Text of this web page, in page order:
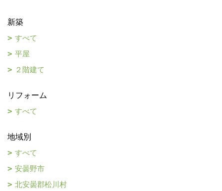
新築
すべて
平屋
２階建て
リフォーム
すべて
地域別
すべて
安曇野市
北安曇郡松川村